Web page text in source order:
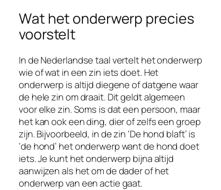
Wat het onderwerp precies
voorstelt
In de Nederlandse taal vertelt het onderwerp
wie of wat in een zin iets doet. Het
onderwerp is altijd diegene of datgene waar
de hele zin om draait. Dit geldt algemeen
voor elke zin. Soms is dat een persoon, maar
het kan ook een ding, dier of zelfs een groep
zijn. Bijvoorbeeld, in de zin ‘De hond blaft’ is
‘de hond’ het onderwerp want de hond doet
iets. Je kunt het onderwerp bijna altijd
aanwijzen als het om de dader of het
onderwerp van een actie gaat.